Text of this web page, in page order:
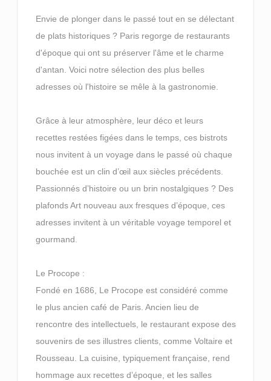
Envie de plonger dans le passé tout en se délectant
de plats historiques ? Paris regorge de restaurants
d'époque qui ont su préserver l'âme et le charme
d'antan. Voici notre sélection des plus belles
adresses où l'histoire se mêle à la gastronomie.
Grâce à leur atmosphère, leur déco et leurs
recettes restées figées dans le temps, ces bistrots
nous invitent à un voyage dans le passé où chaque
bouchée est un clin d’œil aux siècles précédents.
Passionnés d’histoire ou un brin nostalgiques ? Des
plafonds Art nouveau aux fresques d’époque, ces
adresses invitent à un véritable voyage temporel et
gourmand.
Le Procope :
Fondé en 1686, Le Procope est considéré comme
le plus ancien café de Paris. Ancien lieu de
rencontre des intellectuels, le restaurant expose des
souvenirs de ses illustres clients, comme Voltaire et
Rousseau. La cuisine, typiquement française, rend
hommage aux recettes d’époque, et les salles